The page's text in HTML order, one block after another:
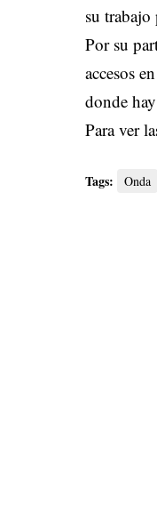
su
Por su
accesos
donde
Para ver
Tags: Onda